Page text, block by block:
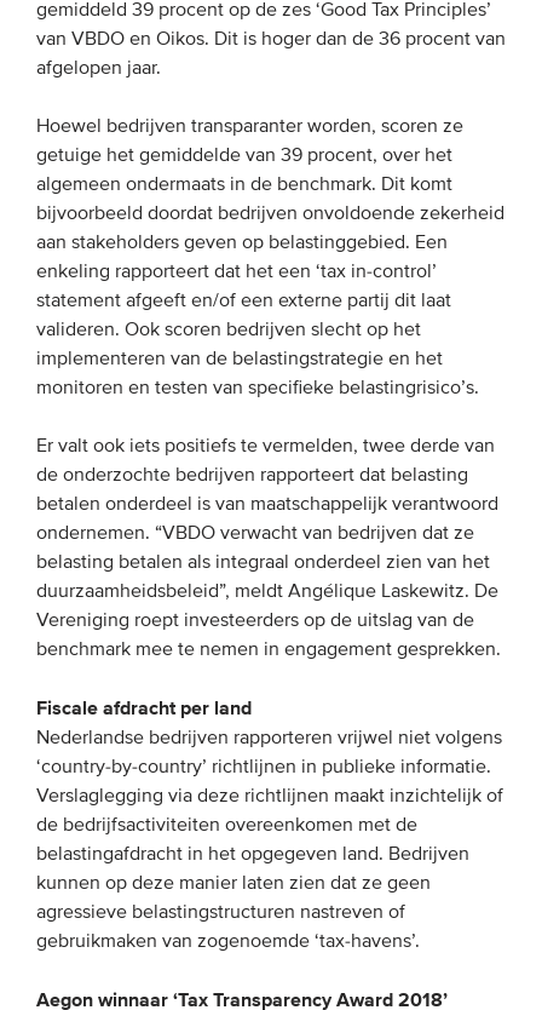
Bestuur
WAT WE DOEN
Engagement
Benchmarking
CONTACT
gemiddeld 39 procent op de zes ‘Good Tax Principles’
van VBDO en Oikos. Dit is hoger dan de 36 procent van
afgelopen jaar.
Hoewel bedrijven transparanter worden, scoren ze
getuige het gemiddelde van 39 procent, over het
algemeen ondermaats in de benchmark. Dit komt
bijvoorbeeld doordat bedrijven onvoldoende zekerheid
aan stakeholders geven op belastinggebied. Een
enkeling rapporteert dat het een ‘tax in-control’
statement afgeeft en/of een externe partij dit laat
valideren. Ook scoren bedrijven slecht op het
implementeren van de belastingstrategie en het
monitoren en testen van specifieke belastingrisico’s.
Er valt ook iets positiefs te vermelden, twee derde van
de onderzochte bedrijven rapporteert dat belasting
betalen onderdeel is van maatschappelijk verantwoord
ondernemen. “VBDO verwacht van bedrijven dat ze
belasting betalen als integraal onderdeel zien van het
duurzaamheidsbeleid”, meldt Angélique Laskewitz. De
Vereniging roept investeerders op de uitslag van de
benchmark mee te nemen in engagement gesprekken.
Fiscale afdracht per land
Nederlandse bedrijven rapporteren vrijwel niet volgens
‘country-by-country’ richtlijnen in publieke informatie.
Verslaglegging via deze richtlijnen maakt inzichtelijk of
de bedrijfsactiviteiten overeenkomen met de
belastingafdracht in het opgegeven land. Bedrijven
kunnen op deze manier laten zien dat ze geen
agressieve belastingstructuren nastreven of
gebruikmaken van zogenoemde ‘tax-havens’.
Aegon winnaar ‘Tax Transparency Award 2018’